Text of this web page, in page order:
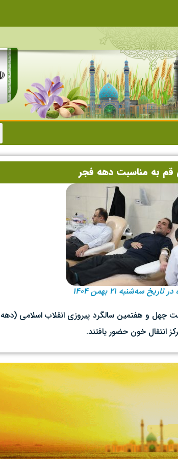
قم به مناسبت دهه فجر
سه‌شنبه ۲۱ بهمن ۱۴۰۴
چهل و هفتمین سالگرد پیروزی انقلاب اسلامی
انتقال خون حضور یافتند.